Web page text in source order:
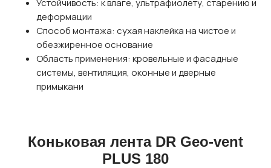
Устойчивость: к влаге, ультрафиолету, старению и
деформации
Способ монтажа: сухая наклейка на чистое и
обезжиренное основание
Область применения: кровельные и фасадные
системы, вентиляция, оконные и дверные
примыкани
Коньковая лента DR Geo-vent
PLUS 180